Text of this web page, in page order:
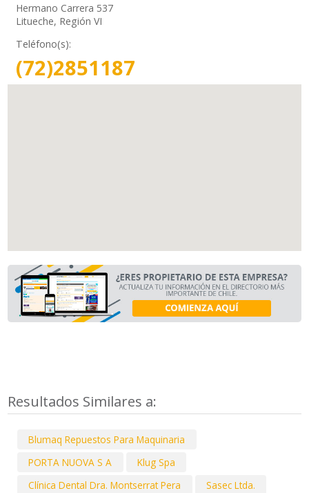
Hermano Carrera 537
Litueche, Región VI
Teléfono(s):
(72)2851187
Resultados Similares a:
Blumaq Repuestos Para Maquinaria
PORTA NUOVA S A
Klug Spa
Clínica Dental Dra. Montserrat Pera
Sasec Ltda.